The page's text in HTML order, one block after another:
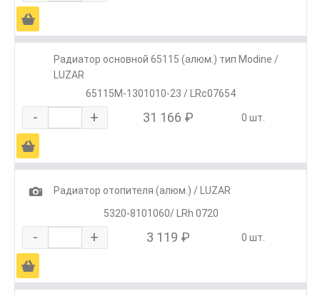
Ä
Радиатор основной 65115 (алюм.) тип Modine /
LUZAR
65115М-1301010-23 / LRc07654
- + 31 166 ₽ 0 шт.
Ä
1
Радиатор отопителя (алюм.) / LUZAR
5320-8101060/ LRh 0720
- + 3 119 ₽ 0 шт.
Ä